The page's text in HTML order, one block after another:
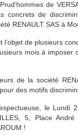
de
de
RENAULT SAS à
l’objet de plusieurs
mois à imposer
de la société
des motifs
le Lundi
5, Place André
!